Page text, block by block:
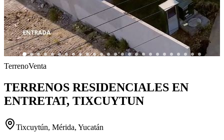
TerrenoVenta
TERRENOS RESIDENCIALES EN
ENTRETAT, TIXCUYTUN
Tixcuytún, Mérida, Yucatán